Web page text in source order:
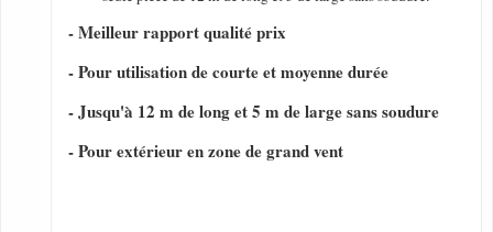
- Meilleur rapport qualité prix
- Pour utilisation de courte et moyenne durée
- Jusqu'à 12 m de long et 5 m de large sans soudure
- Pour extérieur en zone de grand vent